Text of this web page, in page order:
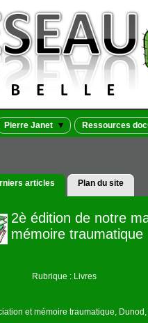
Pierre Janet Ressources
articles Plan du site
2è édition de notre
mémoire traumatique
Rubrique : Livres
et mémoire traumatique,